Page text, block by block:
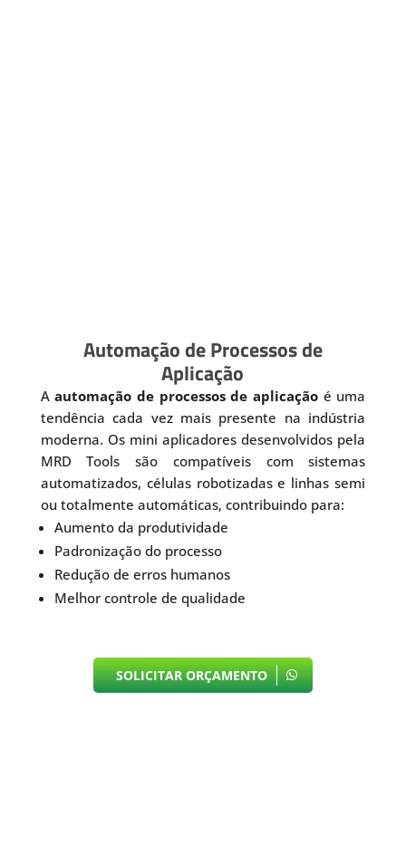
Automação de Processos de
Aplicação
Aautomação de processos de aplicaçãoé uma
tendência cada vez mais presente na indústria
moderna. Os mini aplicadores desenvolvidos pela
MRD Tools são compatíveis com sistemas
automatizados, células robotizadas e linhas semi
ou totalmente automáticas, contribuindo para:
Aumento da produtividade
Padronização do processo
Redução de erros humanos
Melhor controle de qualidade
SOLICITAR ORÇAMENTO